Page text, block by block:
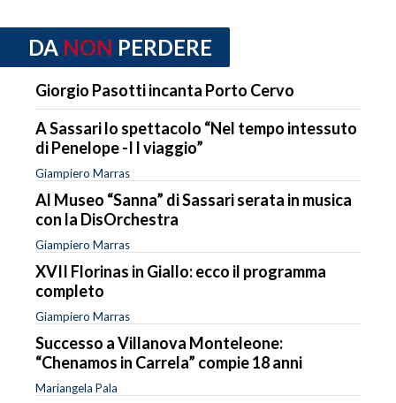
DA NON PERDERE
Giorgio Pasotti incanta Porto Cervo
A Sassari lo spettacolo “Nel tempo intessuto
di Penelope -I l viaggio”
Giampiero Marras
Al Museo “Sanna” di Sassari serata in musica
con la DisOrchestra
Giampiero Marras
XVII Florinas in Giallo: ecco il programma
completo
Giampiero Marras
Successo a Villanova Monteleone:
“Chenamos in Carrela” compie 18 anni
Mariangela Pala